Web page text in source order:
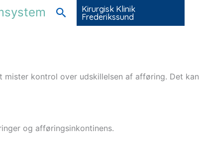
Søg
Kirurgisk Klinik
Frederikssund
kontrol over udskillelsen af afføring. Det kan
og afføringsinkontinens.